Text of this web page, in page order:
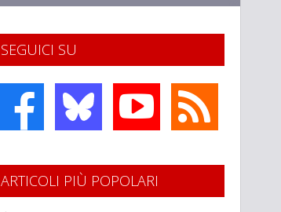
SEGUICI SU
ARTICOLI PIÙ POPOLARI